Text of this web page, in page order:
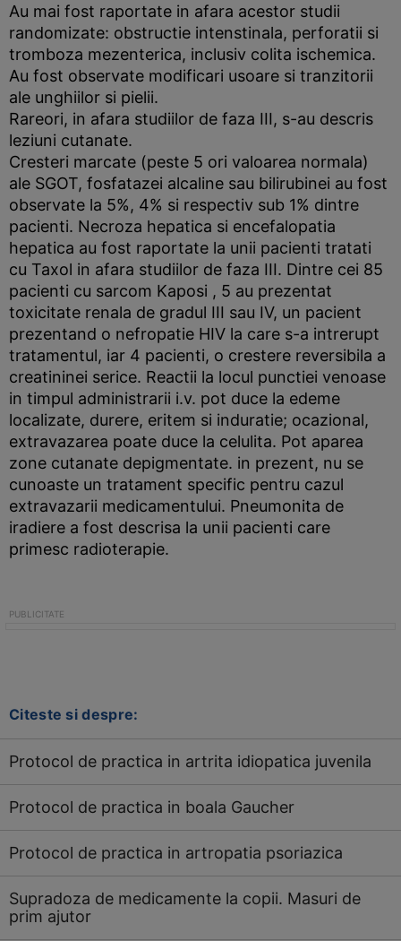
Au mai fost raportate in afara acestor studii
randomizate: obstructie intenstinala, perforatii si
tromboza mezenterica, inclusiv colita ischemica.
Au fost observate modificari usoare si tranzitorii
ale unghiilor si pielii.
Rareori, in afara studiilor de faza III, s-au descris
leziuni cutanate.
Cresteri marcate (peste 5 ori valoarea normala)
ale SGOT, fosfatazei alcaline sau bilirubinei au fost
observate la 5%, 4% si respectiv sub 1% dintre
pacienti. Necroza hepatica si encefalopatia
hepatica au fost raportate la unii pacienti tratati
cu Taxol in afara studiilor de faza III. Dintre cei 85
pacienti cu sarcom Kaposi , 5 au prezentat
toxicitate renala de gradul III sau IV, un pacient
prezentand o nefropatie HIV la care s-a intrerupt
tratamentul, iar 4 pacienti, o crestere reversibila a
creatininei serice. Reactii la locul punctiei venoase
in timpul administrarii i.v. pot duce la edeme
localizate, durere, eritem si induratie; ocazional,
extravazarea poate duce la celulita. Pot aparea
zone cutanate depigmentate. in prezent, nu se
cunoaste un tratament specific pentru cazul
extravazarii medicamentului. Pneumonita de
iradiere a fost descrisa la unii pacienti care
primesc radioterapie.
Citeste si despre:
Protocol de practica in artrita idiopatica juvenila
Protocol de practica in boala Gaucher
Protocol de practica in artropatia psoriazica
Supradoza de medicamente la copii. Masuri de
prim ajutor